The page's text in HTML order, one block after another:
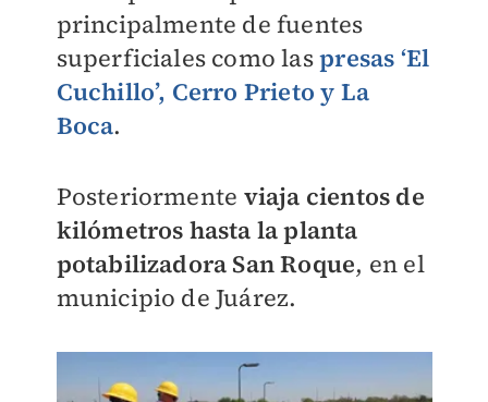
principalmente de fuentes
superficiales como laspresas ‘El
Cuchillo’, Cerro Prieto y La
Boca.
Posteriormente viaja cientos de
kilómetros hasta la planta
potabilizadora San Roque, en el
municipio de Juárez.